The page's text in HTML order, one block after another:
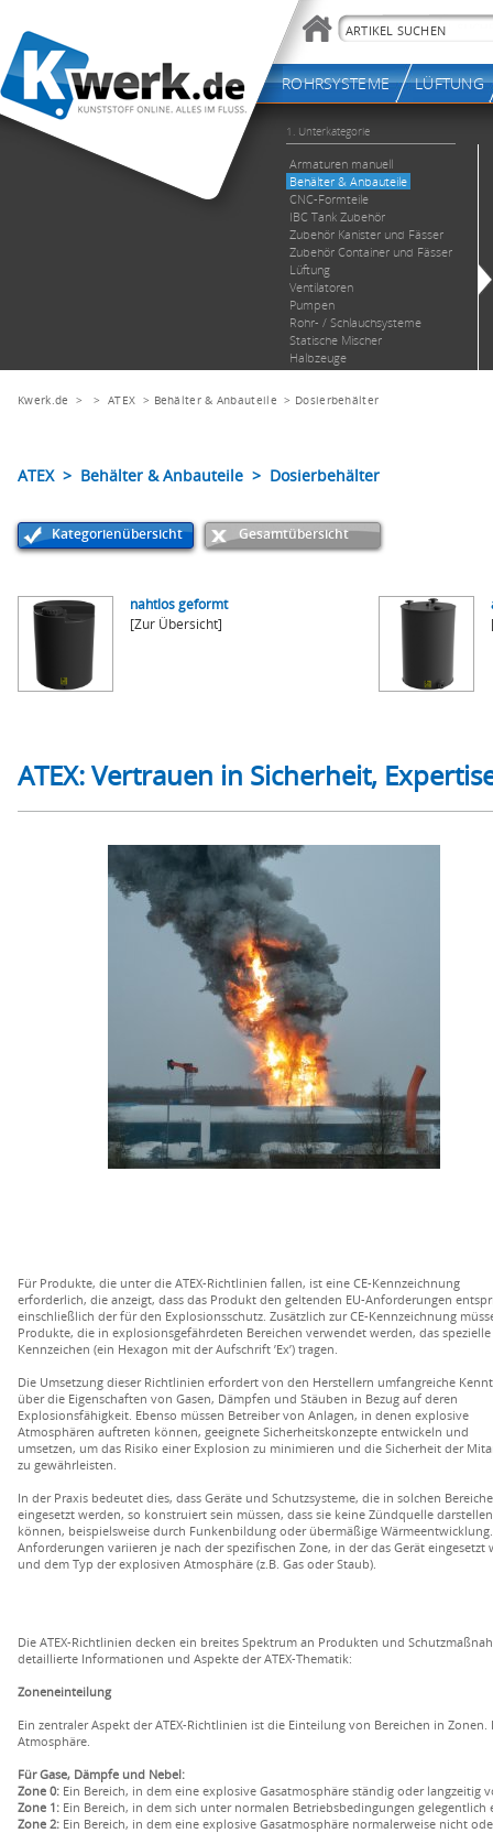
Kwerk.de > >ATEX > Behälter & Anbauteile > Dosierbehälter
ATEX > Behälter & Anbauteile > Dosierbehälter
Kategorienübersicht Gesamtübersicht
nahtlos geformt
[Zur Übersicht]
ATEX: Vertrauen in Sicherheit,
Für Produkte, die unter die ATEX-Richtlinien fallen, ist eine CE-Kennzeichnung
erforderlich, die anzeigt, dass das Produkt den geltenden EU-Anforderungen
einschließlich der für den Explosionsschutz. Zusätzlich zur CE-Kennzeichnung
Produkte, die in explosionsgefährdeten Bereichen verwendet werden, das spezielle
Kennzeichen (ein Hexagon mit der Aufschrift ’Ex’) tragen.
Die Umsetzung dieser Richtlinien erfordert von den Herstellern umfangreiche
über die Eigenschaften von Gasen, Dämpfen und Stäuben in Bezug auf deren
Explosionsfähigkeit. Ebenso müssen Betreiber von Anlagen, in denen explosive
Atmosphären auftreten können, geeignete Sicherheitskonzepte entwickeln und
umsetzen, um das Risiko einer Explosion zu minimieren und die Sicherheit der
zu gewährleisten.
In der Praxis bedeutet dies, dass Geräte und Schutzsysteme, die in solchen
eingesetzt werden, so konstruiert sein müssen, dass sie keine Zündquelle darstellen
können, beispielsweise durch Funkenbildung oder übermäßige
Anforderungen variieren je nach der spezifischen Zone, in der das Gerät eingesetzt
und dem Typ der explosiven Atmosphäre (z.B. Gas oder Staub).
Die ATEX-Richtlinien decken ein breites Spektrum an Produkten und
detaillierte Informationen und Aspekte der ATEX-Thematik:
Zoneneinteilung
Ein zentraler Aspekt der ATEX-Richtlinien ist die Einteilung von Bereichen in
Atmosphäre.
Für Gase, Dämpfe und Nebel:
Zone 0: Ein Bereich, in dem eine explosive Gasatmosphäre ständig oder langzeitig
Zone 1: Ein Bereich, in dem sich unter normalen Betriebsbedingungen
Zone 2: Ein Bereich, in dem eine explosive Gasatmosphäre normalerweise nicht